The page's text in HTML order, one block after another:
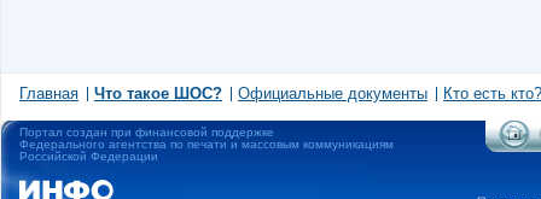
Главная Что такое ШОС? Официальные документы Кто есть кто?
Портал создан при финансовой поддержке
Федерального агентства по печати и массовым коммуникациям
Российской Федерации